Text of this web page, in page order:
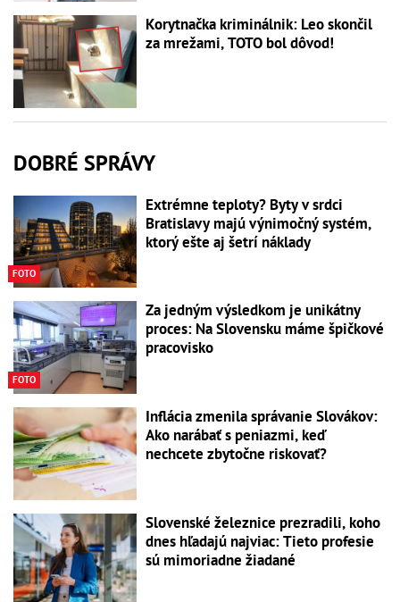
Korytnačka kriminálnik: Leo skončil
za mrežami, TOTO bol dôvod!
DOBRÉ SPRÁVY
FOTO
Extrémne teploty? Byty v srdci
Bratislavy majú výnimočný systém,
ktorý ešte aj šetrí náklady
FOTO
Za jedným výsledkom je unikátny
proces: Na Slovensku máme špičkové
pracovisko
Inflácia zmenila správanie Slovákov:
Ako narábať s peniazmi, keď
nechcete zbytočne riskovať?
Slovenské železnice prezradili, koho
dnes hľadajú najviac: Tieto profesie
sú mimoriadne žiadané